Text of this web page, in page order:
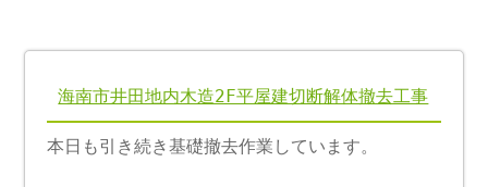
海南市井田地内木造2F平屋建切断解体撤去工事
本日も引き続き基礎撤去作業しています。